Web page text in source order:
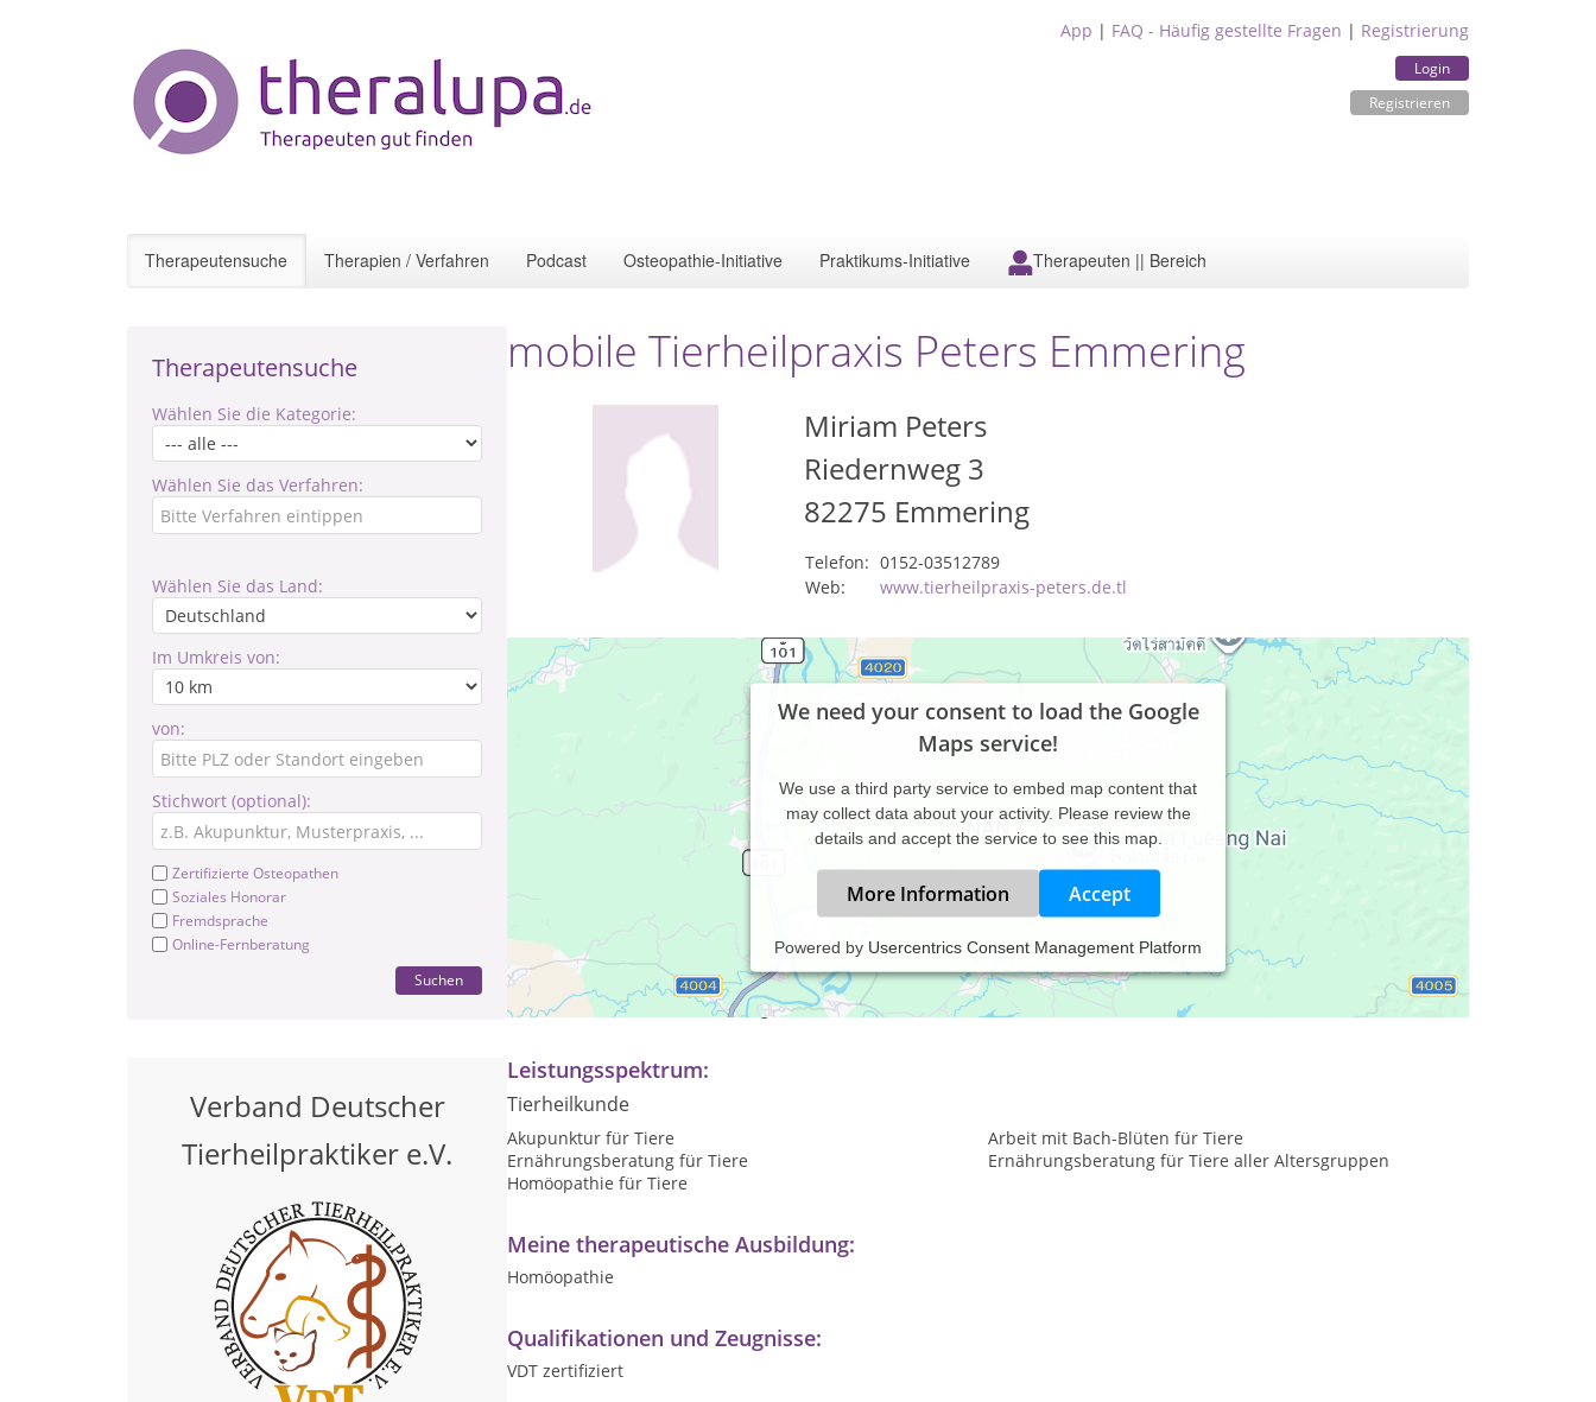
App | FAQ - Häufig gestellte Fragen | Registrierung
Login
Registrieren
Therapeutensuche Therapien / Verfahren Podcast Osteopathie-Initiative Praktikums-Initiative Therapeuten || Bereich
Therapeutensuche
Wählen Sie die Kategorie:
Wählen Sie das Verfahren:
Wählen Sie das Land:
Im Umkreis von:
von:
Stichwort (optional):
Zertifizierte Osteopathen
Soziales Honorar
Fremdsprache
Online-Fernberatung
Suchen
Verband Deutscher
Tierheilpraktiker e.V.
mobile Tierheilpraxis Peters Emmering
Miriam Peters
Riedernweg 3
82275 Emmering
Telefon: 0152-03512789
Web:
www.tierheilpraxis-peters.de.tl
We need your consent to load the Google
Maps service!
We use a third party service to embed map content that
may collect data about your activity. Please review the
details and accept the service to see this map.
More Information Accept
Powered by Usercentrics Consent Management Platform
Praxiszeiten:
nach telefonischer Vereinbarung
Leistungsspektrum:
Tierheilkunde
Akupunktur für Tiere
Arbeit mit Bach-Blüten für Tiere
Ernährungsberatung für Tiere
Ernährungsberatung für Tiere aller Altersgruppen
Homöopathie für Tiere
Meine therapeutische Ausbildung:
Homöopathie
Qualifikationen und Zeugnisse:
VDT zertifiziert